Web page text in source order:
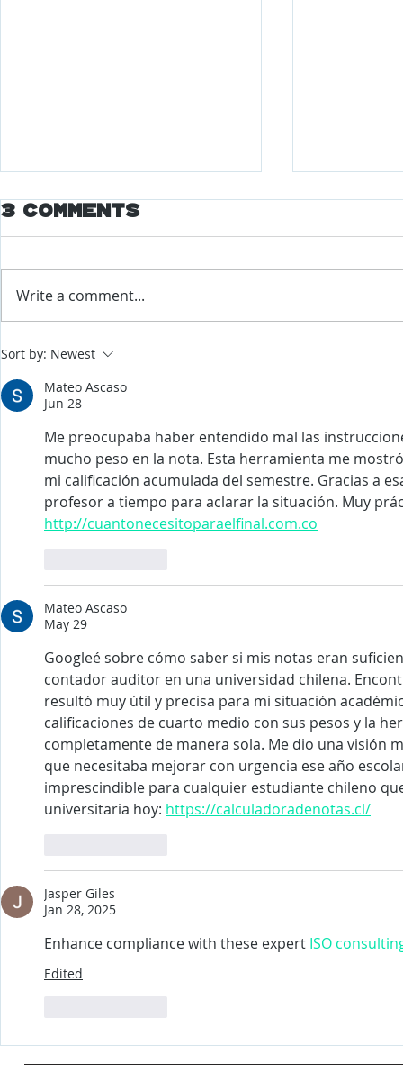
Major Changes
Coming to EEOC
3 Comments
Write a comment...
Sort by: Newest
Mateo Ascaso
Jun 28
Me preocupaba haber entendido mal las
mucho peso en la nota. Esta herramienta me
mi calificación acumulada del semestre. Gracias a
profesor a tiempo para aclarar la situación. Muy
http://cuantonecesitoparaelfinal.com.co
Mateo Ascaso
May 29
Googleé sobre cómo saber si mis notas eran
contador auditor en una universidad chilena.
resultó muy útil y precisa para mi situación
calificaciones de cuarto medio con sus pesos y la
completamente de manera sola. Me dio una visión
que necesitaba mejorar con urgencia ese año
imprescindible para cualquier estudiante chileno
universitaria hoy: https://calculadoradenotas.cl/
Jasper Giles
Jan 28, 2025
Enhance compliance with these expert ISO
Edited